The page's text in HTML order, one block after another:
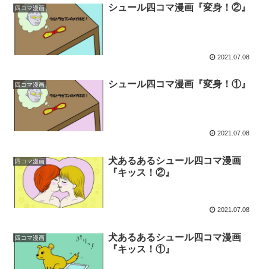
四コマ漫画 シュール四コマ漫画『変身！②』
2021.07.08
四コマ漫画 シュール四コマ漫画『変身！①』
2021.07.08
四コマ漫画
犬あるあるシュール四コマ漫画
『キッス！②』
2021.07.08
四コマ漫画
犬あるあるシュール四コマ漫画
『キッス！①』